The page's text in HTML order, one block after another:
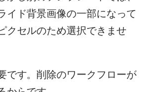
イド背景画像の一部になって
クセルのため選択できませ
です。削除のワークフローが